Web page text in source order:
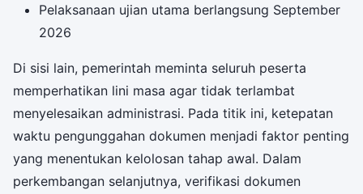
Pelaksanaan ujian utama berlangsung September
2026
Di sisi lain, pemerintah meminta seluruh peserta
memperhatikan lini masa agar tidak terlambat
menyelesaikan administrasi. Pada titik ini, ketepatan
waktu pengunggahan dokumen menjadi faktor penting
yang menentukan kelolosan tahap awal. Dalam
perkembangan selanjutnya, verifikasi dokumen